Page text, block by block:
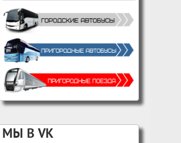
МЫ В VK